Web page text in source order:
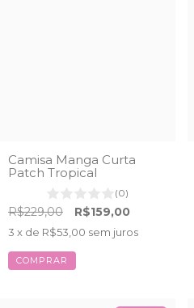
Camisa Manga Curta
Patch Tropical
(0)
R$229,00 R$159,00
3 x de R$53,00 sem juros
COMPRAR